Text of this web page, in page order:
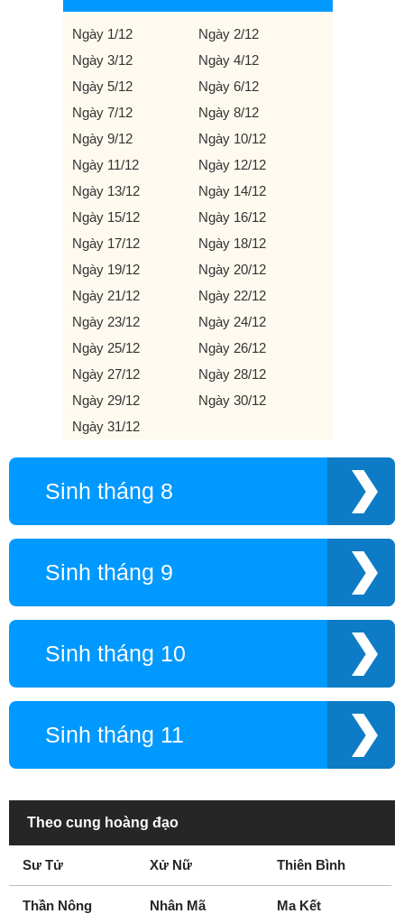
Ngày 1/12
Ngày 2/12
Ngày 3/12
Ngày 4/12
Ngày 5/12
Ngày 6/12
Ngày 7/12
Ngày 8/12
Ngày 9/12
Ngày 10/12
Ngày 11/12
Ngày 12/12
Ngày 13/12
Ngày 14/12
Ngày 15/12
Ngày 16/12
Ngày 17/12
Ngày 18/12
Ngày 19/12
Ngày 20/12
Ngày 21/12
Ngày 22/12
Ngày 23/12
Ngày 24/12
Ngày 25/12
Ngày 26/12
Ngày 27/12
Ngày 28/12
Ngày 29/12
Ngày 30/12
Ngày 31/12
Sinh tháng 8
Sinh tháng 9
Sinh tháng 10
Sinh tháng 11
Theo cung hoàng đạo
Sư Tử Xử Nữ Thiên Bình
Thần Nông Nhân Mã Ma Kết